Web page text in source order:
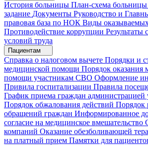
История больницы План-схема больницы
задание Документы Руководство и
правовая база по НОК Виды
Противодействие коррупции Результаты
условий труда
Пациентам
Справка о налоговом вычете Порядки и
медицинской помощи Порядок оказания
помощи участникам СВО Оформление
Привила госпитализации Правила
График приема граждан администрацией
Порядок обжалования действий Порядок
обращений граждан Информированное
согласие на медицинское вмешательство
компаний Оказание обезболивающей
на платный прием Памятки для